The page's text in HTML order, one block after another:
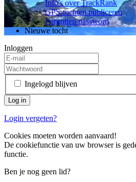
Info's over TrackRank
GPS-tochten publiceren
Forgotten password
Nieuwe tocht
Inloggen
Ingelogd blijven
Login vergeten?
Cookies moeten worden aanvaard!
De cookiefunctie van uw browser is
functie.
Ben je nog geen lid?